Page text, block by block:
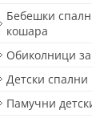
Бебешки
кошара
Обиколници
Детски спални
Памучни